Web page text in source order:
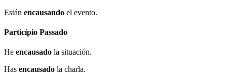
Están encausando el evento.
Particípio Passado
He encausado la situación.
Has encausado la charla.